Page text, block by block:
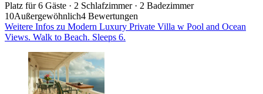
Platz für 6 Gäste · 2 Schlafzimmer · 2 Badezimmer
10Außergewöhnlich4 Bewertungen
Weitere Infos zu Modern Luxury Private Villa w Pool and Ocean
Views. Walk to Beach. Sleeps 6.